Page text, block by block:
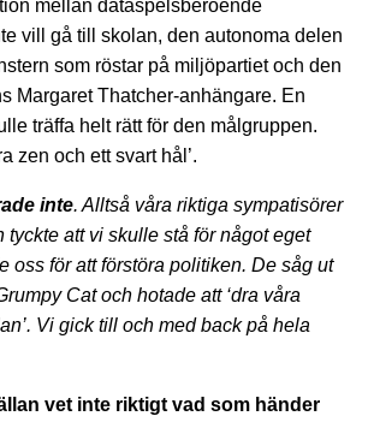
mellan dataspelsberoende
vill gå till skolan, den autonoma delen
som röstar på miljöpartiet och den
Margaret Thatcher-anhängare. En
träffa helt rätt för den målgruppen.
zen och ett svart hål’.
inte. Alltså våra riktiga sympatisörer
tyckte att vi skulle stå för något eget
oss för att förstöra politiken. De såg ut
Cat och hotade att ‘dra våra
Vi gick till och med back på hela
vet inte riktigt vad som händer